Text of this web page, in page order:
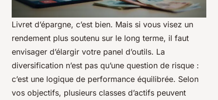
Livret d’épargne, c’est bien. Mais si vous visez un
rendement plus soutenu sur le long terme, il faut
envisager d’élargir votre panel d’outils. La
diversification n’est pas qu’une question de risque :
c’est une logique de performance équilibrée. Selon
vos objectifs, plusieurs classes d’actifs peuvent